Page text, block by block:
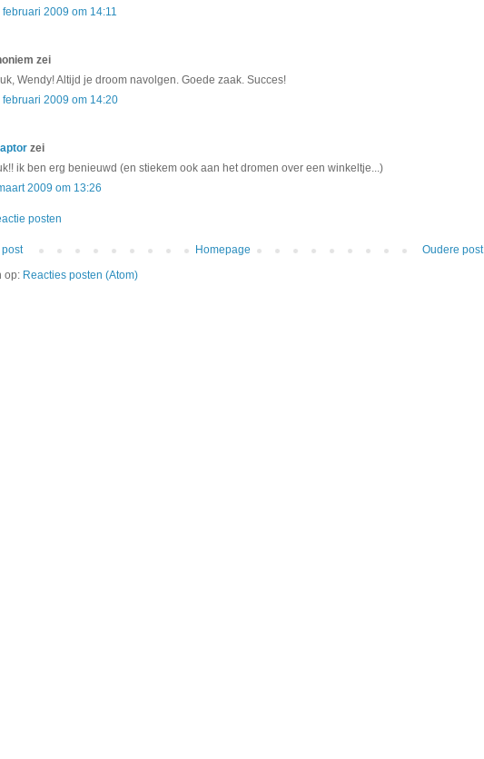
februari 2009 om 14:11
zei
Wendy! Altijd je droom navolgen. Goede zaak. Succes!
februari 2009 om 14:20
zei
ik ben erg benieuwd (en stiekem ook aan het dromen over een winkeltje...)
2009 om 13:26
posten
Oudere post
Homepage
op: Reacties posten (Atom)